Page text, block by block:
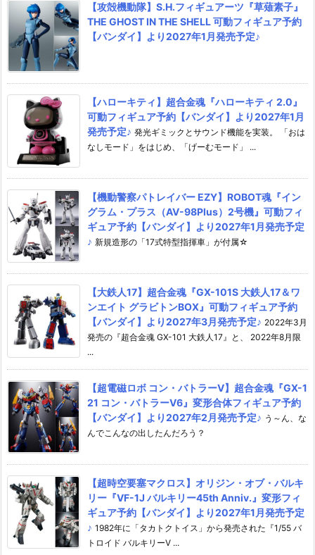
【攻殻機動隊】S.H.フィギュアーツ『草薙素子』
THE GHOST IN THE SHELL 可動フィギュア予約
【バンダイ】より2027年1月発売予定♪
【ハローキティ】超合金魂『ハローキティ 2.0』
可動フィギュア予約【バンダイ】より2027年1月
発売予定♪ 発光ギミックとサウンド機能を実装。 「おは
なしモード」をはじめ、「げーむモード」 ...
【機動警察パトレイバー EZY】ROBOT魂『イン
グラム・プラス（AV-98Plus）2号機』可動フィ
ギュア予約【バンダイ】より2027年1月発売予定
♪ 新規造形の「17式特型指揮車」が付属☆
【大鉄人17】超合金魂『GX-101S 大鉄人17＆ワ
ンエイト グラビトンBOX』可動フィギュア予約
【バンダイ】より2027年3月発売予定♪ 2022年3月
発売の『超合金魂 GX-101 大鉄人17』と、 2022年8月限
...
【超電磁ロボ コン・バトラーV】超合金魂『GX-1
21 コン・バトラーV6』変形合体フィギュア予約
【バンダイ】より2027年2月発売予定♪ う～ん、な
んでこんなの出したんだろう？
【超時空要塞マクロス】オリジン・オブ・バルキ
リー『VF-1J バルキリー45th Anniv.』変形フィ
ギュア予約【バンダイ】より2027年1月発売予定
♪ 1982年に「タカトクトイス」から発売された『1/55 バ
トロイド バルキリーV ...